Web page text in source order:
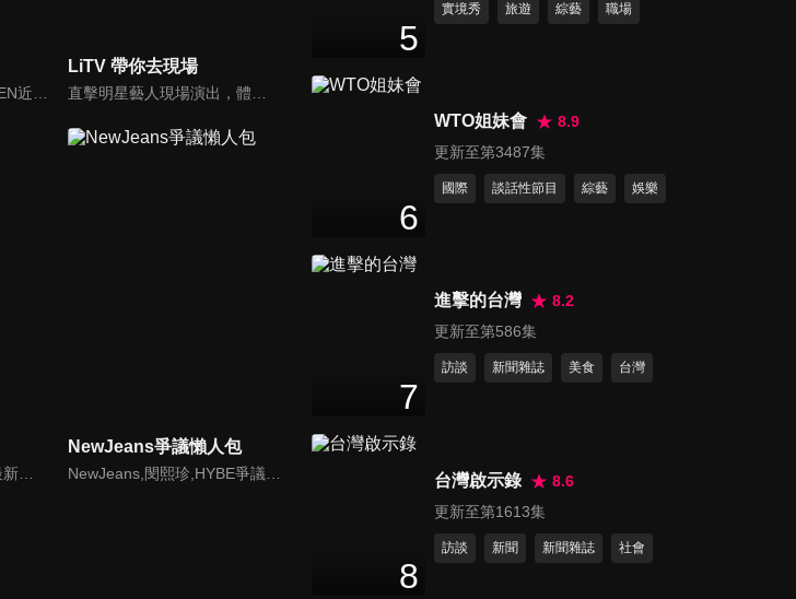
LiTV 帶你去現場
台灣之光舒華所屬女團最新消息報你知
NewJeans爭議懶人包
NewJeans,閔熙珍,HYBE爭議懶人包
握壽司vs.爆漿包 隱藏市場的好
50分鐘
50分鐘
台南【自製一夜干 市場鮮魚湯
苗栗【市場秒殺炸雞 雞塊落盤
浪拍打不停止】
46分鐘
5
實境秀 旅遊 綜藝 職場
6
WTO姐妹會
8.9
更新至第3487集
國際 談話性節目 綜藝 娛樂
7
進擊的台灣
8.2
更新至第586集
訪談 新聞雜誌 美食 台灣
8
台灣啟示錄
8.6
更新至第1613集
訪談 新聞 新聞雜誌 社會